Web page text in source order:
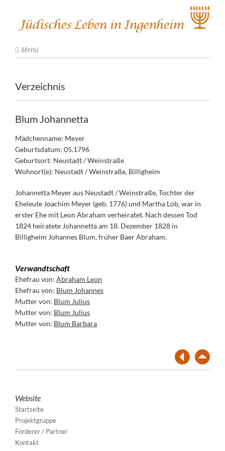
Menü
Verzeichnis
Blum Johannetta
Mädchenname: Meyer
Geburtsdatum: 05.1796
Geburtsort: Neustadt / Weinstraße
Wohnort(e): Neustadt / Weinstraße, Billigheim
Johannetta Meyer aus Neustadt / Weinstraße, Tochter der
Eheleute Joachim Meyer (geb. 1776) und Martha Löb, war in
erster Ehe mit Leon Abraham verheiratet. Nach dessen Tod
1824 heiratete Johannetta am 18. Dezember 1828 in
Billigheim Johannes Blum, früher Baer Abraham.
Verwandtschaft
Ehefrau von: Abraham Leon
Ehefrau von: Blum Johannes
Mutter von: Blum Julius
Mutter von: Blum Julius
Mutter von: Blum Barbara
Website
Startseite
Projektgruppe
Förderer / Partner
Kontakt